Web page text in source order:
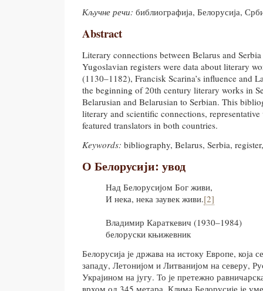
Кључне речи: библиографија, Белорусија,
Abstract
Literary connections between Belarus and
Yugoslavian registers were data about literary
(1130–1182), Francisk Scarina’s influence and
the beginning of 20th century literary works in
Belarusian and Belarusian to Serbian. This
literary and scientific connections,
featured translators in both countries.
Keywords: bibliography, Belarus, Serbia,
О Белорусији: увод
Над Белорусијом Бог живи,
И нека, нека заувек живи.[2]
Владимир Караткевич (1930–1984)
белоруски књижевник
Белорусија је држава на истоку Европе, која
западу, Летонијом и Литванијом на северу,
Украјином на југу. То је претежно